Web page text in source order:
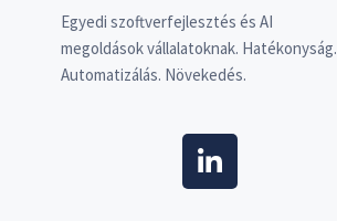
Egyedi szoftverfejlesztés és AI
megoldások vállalatoknak. Hatékonyság.
Automatizálás. Növekedés.